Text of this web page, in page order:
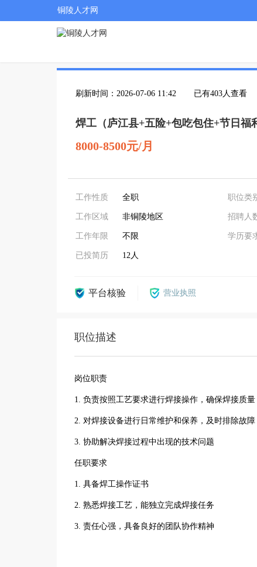
铜陵人才网
刷新时间：2026-07-06 11:42 已有403人查看
焊工（庐江县+五险+包吃包住+节日福
8000-8500元/月
工作性质 全职
工作区域 非铜陵地区
工作年限 不限
已投简历 12人
职位类
招聘人
学历要
平台核验 营业执照
职位描述
岗位职责
1. 负责按照工艺要求进行焊接操作，确保焊接质量
2. 对焊接设备进行日常维护和保养，及时排除故障
3. 协助解决焊接过程中出现的技术问题
任职要求
1. 具备焊工操作证书
2. 熟悉焊接工艺，能独立完成焊接任务
3. 责任心强，具备良好的团队协作精神